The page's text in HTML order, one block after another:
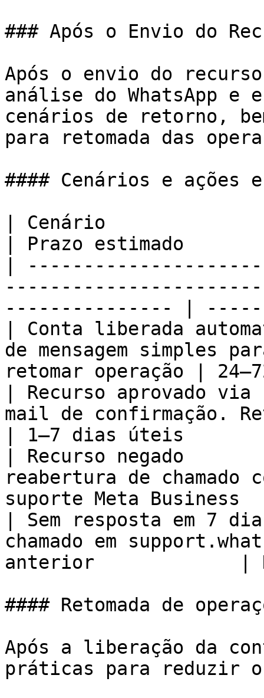
### Após o Envio do
Após o envio do
análise do WhatsApp e
cenários de retorno,
para retomada das
#### Cenários e ações
| Cenário
| Prazo estimado
|
--------------- |
| Conta liberada
de mensagem simples
retomar operação |
| Recurso aprovado
mail de confirmação.
| 1–7 dias úteis
| Recurso negado
reabertura de chamado
suporte Meta
| Sem resposta em
chamado em
anterior             |
#### Retomada de
Após a liberação da
práticas para reduzir o